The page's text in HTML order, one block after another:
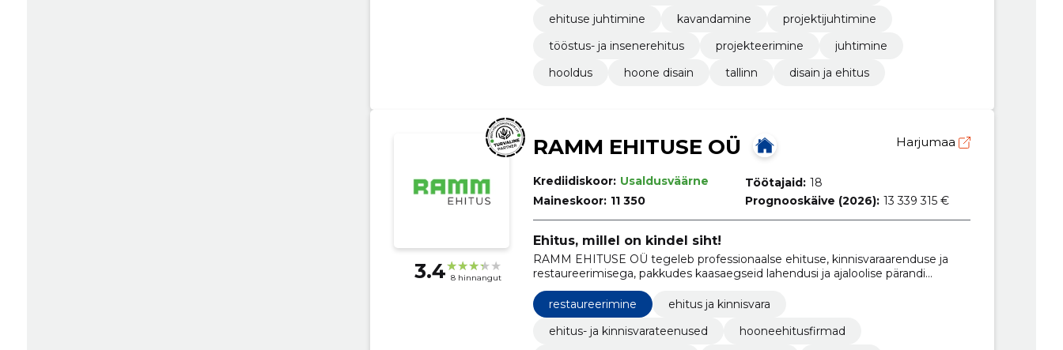
ehituse juhtimine
kavandamine
projektijuhtimine
tööstus- ja insenerehitus
projekteerimine
juhtimine
hooldus
hoone disain tallinn disain ja ehitus
3.4 8 hinnangut
RAMM EHITUSE OÜ Harjumaa
Krediidiskoor: Usaldusväärne
Maineskoor: 11 350
Töötajaid: 18
Prognooskäive (2026): 13 339 315 €
Ehitus, millel on kindel siht!
RAMM EHITUSE OÜ tegeleb professionaalse ehituse, kinnisvaraarenduse ja
restaureerimisega, pakkudes kaasaegseid lahendusi ja ajaloolise pärandi
hoidmist.
restaureerimine
ehitus ja kinnisvara
ehitus- ja kinnisvarateenused
hooneehitusfirmad